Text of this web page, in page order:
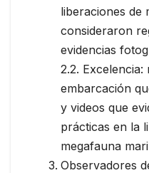
liberaciones de
consideraron
evidencias
2.2.
embarcación
y videos que
prácticas en la
megafauna
Observadores